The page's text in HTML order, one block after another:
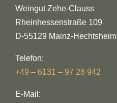
Weingut Zehe-Clauss
Rheinhessenstraße 109
D-55129 Mainz-Hechtsheim
Telefon:
+49 – 6131 – 97 28 942
E-Mail: